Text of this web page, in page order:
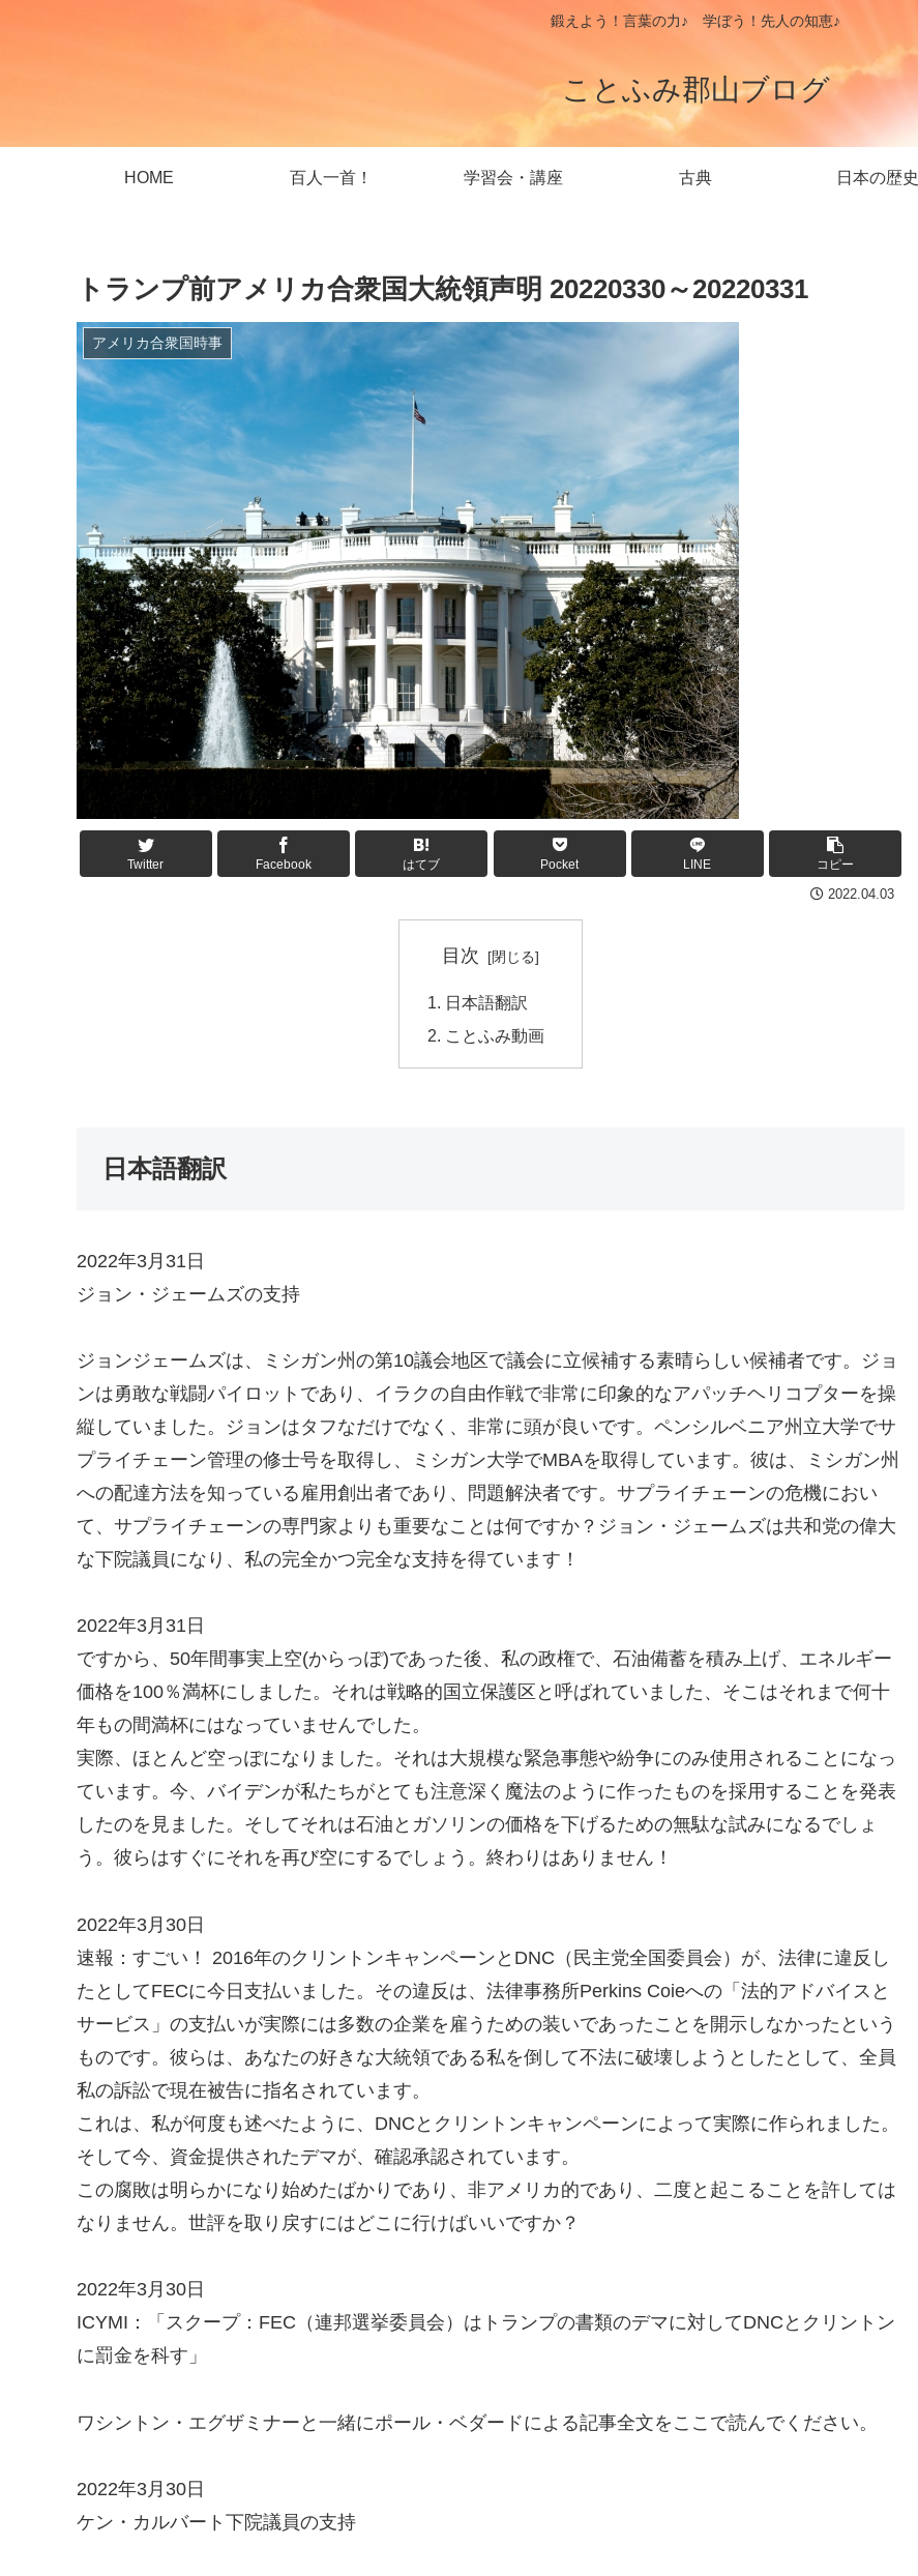
鍛えよう！言葉の力♪ 学ぼう！先人の知恵♪
ことふみ郡山ブログ
HOME 百人一首！ 学習会・講座 古典 日本の歴史
トランプ前アメリカ合衆国大統領声明 20220330～20220331
アメリカ合衆国時事
Twitter Facebook はてブ Pocket LINE コピー
2022.04.03
目次
日本語翻訳
ことふみ動画
日本語翻訳
2022年3月31日
ジョン・ジェームズの支持
ジョンジェームズは、ミシガン州の第10議会地区で議会に立候補する素晴らしい候補者です。ジョ
ンは勇敢な戦闘パイロットであり、イラクの自由作戦で非常に印象的なアパッチヘリコプターを操
縦していました。ジョンはタフなだけでなく、非常に頭が良いです。ペンシルベニア州立大学でサ
プライチェーン管理の修士号を取得し、ミシガン大学でMBAを取得しています。彼は、ミシガン州
への配達方法を知っている雇用創出者であり、問​​題解決者です。サプライチェーンの危機におい
て、サプライチェーンの専門家よりも重要なことは何ですか？ジョン・ジェームズは共和党の偉大
な下院議員になり、私の完全かつ完全な支持を得ています！
2022年3月31日
ですから、50年間事実上空(からっぽ)であった後、私の政権で、石油備蓄を積み上げ、エネルギー
価格を100％満杯にしました。それは戦略的国立保護区と呼ばれていました、そこはそれまで何十
年もの間満杯にはなっていませんでした。
実際、ほとんど空っぽになりました。それは大規模な緊急事態や紛争にのみ使用されることになっ
ています。今、バイデンが私たちがとても注意深く魔法のように作ったものを採用することを発表
したのを見ました。そしてそれは石油とガソリンの価格を下げるための無駄な試みになるでしょ
う。彼らはすぐにそれを再び空にするでしょう。終わりはありません！
2022年3月30日
速報：すごい！ 2016年のクリントンキャンペーンとDNC（民主党全国委員会）が、法律に違反し
たとしてFECに今日支払いました。その違反は、法律事務所Perkins Coieへの「法的アドバイスと
サービス」の支払いが実際には多数の企業を雇うための装いであったことを開示しなかったという
ものです。彼らは、あなたの好きな大統領である私を倒して不法に破壊しようとしたとして、全員
私の訴訟で現在被告に指名されています。
これは、私が何度も述べたように、DNCとクリントンキャンペーンによって実際に作られました。
そして今、資金提供されたデマが、確認承認されています。
この腐敗は明らかになり始めたばかりであり、非アメリカ的であり、二度と起こることを許しては
なりません。世評を取り戻すにはどこに行けばいいですか？
2022年3月30日
ICYMI：「スクープ：FEC（連邦選挙委員会）はトランプの書類のデマに対してDNCとクリントン
に罰金を科す」
ワシントン・エグザミナーと一緒にポール・ベダードによる記事全文をここで読んでください。
2022年3月30日
ケン・カルバート下院議員の支持